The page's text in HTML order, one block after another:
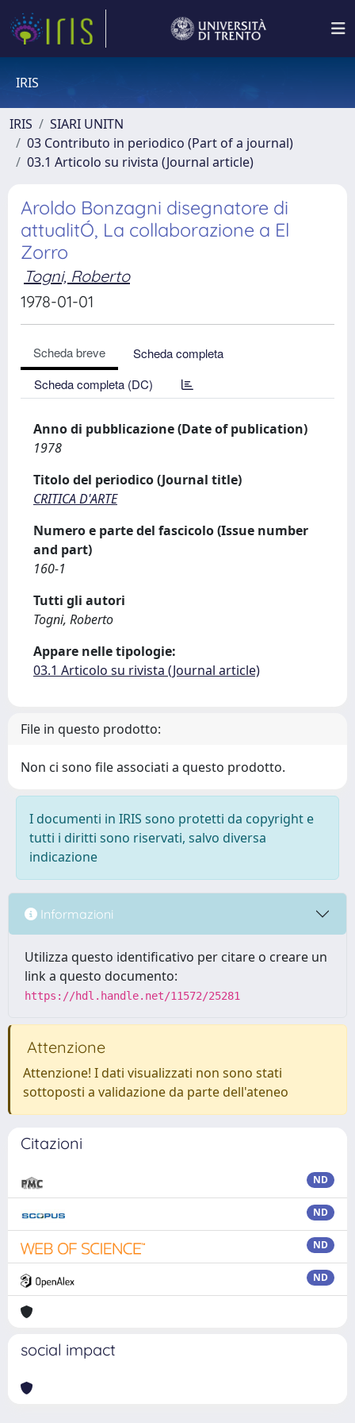
IRIS
IRIS
SIARI UNITN
03 Contributo in periodico (Part of a journal)
03.1 Articolo su rivista (Journal article)
Aroldo Bonzagni disegnatore di
attualitÓ, La collaborazione a El
Zorro
Togni, Roberto
1978-01-01
Scheda breve
Scheda completa
Scheda completa (DC)
Anno di pubblicazione (Date of publication)
1978
Titolo del periodico (Journal title)
CRITICA D'ARTE
Numero e parte del fascicolo (Issue number
and part)
160-1
Tutti gli autori
Togni, Roberto
Appare nelle tipologie:
03.1 Articolo su rivista (Journal article)
File in questo prodotto:
Non ci sono file associati a questo prodotto.
I documenti in IRIS sono protetti da copyright e
tutti i diritti sono riservati, salvo diversa
indicazione
Informazioni
Utilizza questo identificativo per citare o creare un
link a questo documento:
https://hdl.handle.net/11572/25281
Attenzione
Attenzione! I dati visualizzati non sono stati
sottoposti a validazione da parte dell'ateneo
Citazioni
ND
ND
ND
ND
social impact